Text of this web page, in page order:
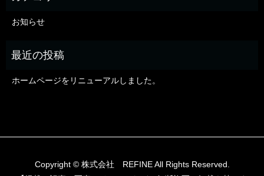
お知らせ
ホームページをリニューアルしました。
Copyright © 株式会社 REFINE All Rights Reserved.